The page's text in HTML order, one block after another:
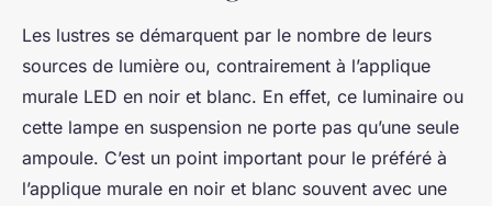
Les lustres se démarquent par le nombre de leurs
sources de lumière ou, contrairement à l’applique
murale LED en noir et blanc. En effet, ce luminaire ou
cette lampe en suspension ne porte pas qu’une seule
ampoule. C’est un point important pour le préféré à
l’applique murale en noir et blanc souvent avec une